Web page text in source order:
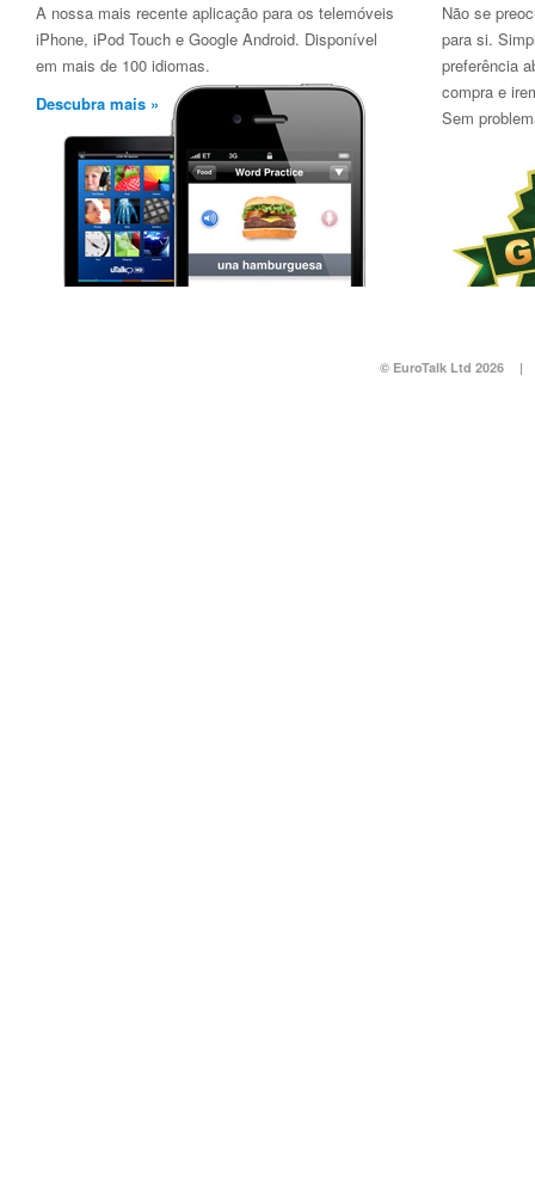
A nossa mais recente aplicação para os telemóveis
iPhone, iPod Touch e Google Android. Disponível
em mais de 100 idiomas.
Descubra mais »
Não se
para si.
preferência
compra e
Sem
© EuroTalk Ltd 2026 |